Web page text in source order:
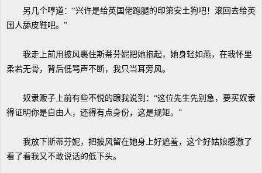
另几个哼道：“兴许是给英国佬跑腿的印第安土狗吧！滚回去给英
国人舔皮鞋吧。”
我走上前用披风裹住斯蒂芬妮把她抱起，她身轻如燕，在我怀里
柔若无骨，背后低骂声不断，我只当耳旁风。
奴隶贩子上前有些不悦的跟我说到：“这位先生先别急，要买奴隶
得证明你是自由人，还得有点身份，这是规矩。”
我放下斯蒂芬妮，把披风留在她身上好遮羞，这个好姑娘感激了
看了看我又不敢说话的低下头。